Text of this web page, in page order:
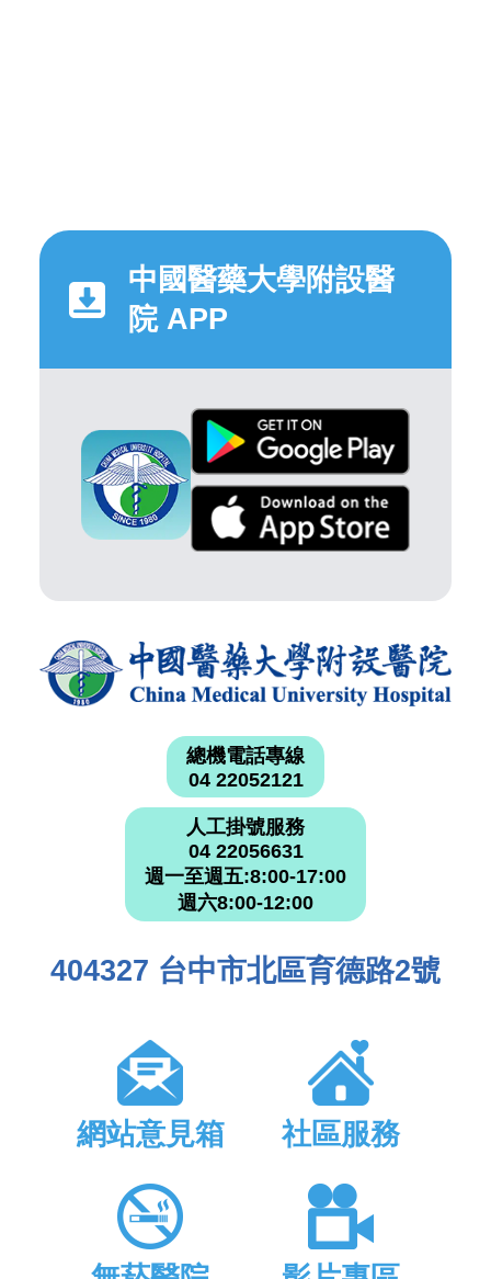
中國醫藥大學附設醫
院 APP
總機電話專線
04 22052121
人工掛號服務
04 22056631
週一至週五:8:00-17:00
週六8:00-12:00
404327 台中市北區育德路2號
網站意見箱 社區服務